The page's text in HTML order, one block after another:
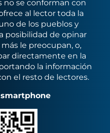
no se conforman con
al lector toda la
de los pueblos y
posibilidad de opinar
le preocupan, o,
directamente en la
la información
el resto de lectores.